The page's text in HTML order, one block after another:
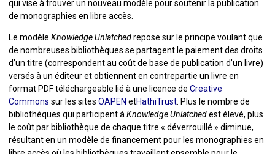
qui vise à trouver un nouveau modèle pour soutenir la publication
de monographies en libre accès.
Le modèle Knowledge Unlatchedrepose sur le principe voulant que
de nombreuses bibliothèques se partagent le paiement des droits
d’un titre (correspondent au coût de base de publication d’un livre)
versés à un éditeur et obtiennent en contrepartie un livre en
format PDF téléchargeable lié à une licence de Creative
Commons sur les sites OAPEN etHathiTrust. Plus le nombre de
bibliothèques qui participent àKnowledge Unlatchedest élevé, plus
le coût par bibliothèque de chaque titre « déverrouillé » diminue,
résultant en un modèle de financement pour les monographies en